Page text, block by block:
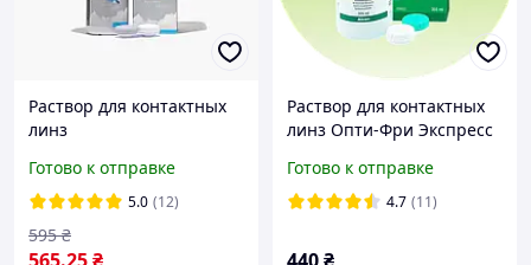
Раствор для контактных
линз
Vita Research Regard 355
мл
Готово к отправке
5.0 (12)
595 ₴
Раствор для контактных
линз Опти-Фри Экспресс
Alcon
Готово к отправке
4.7 (11)